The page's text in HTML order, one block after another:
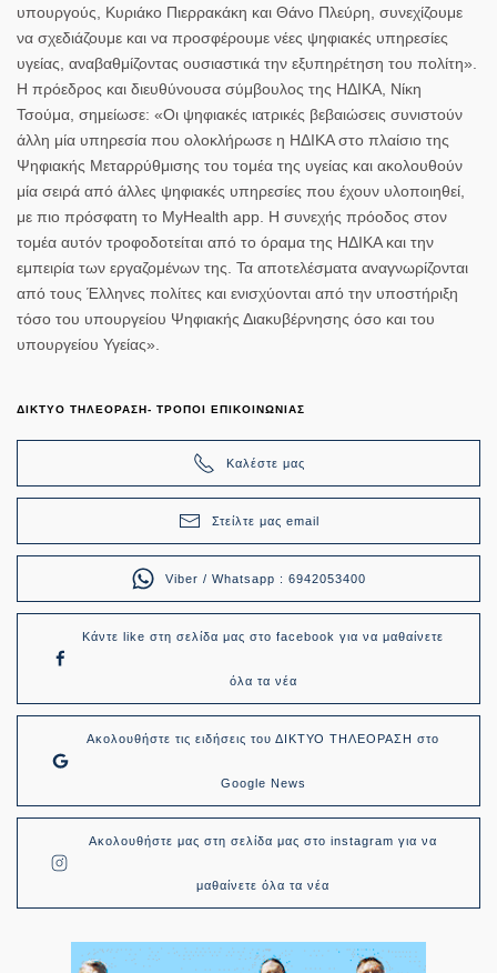
υπουργούς, Κυριάκο Πιερρακάκη και Θάνο Πλεύρη, συνεχίζουμε
να σχεδιάζουμε και να προσφέρουμε νέες ψηφιακές υπηρεσίες
υγείας, αναβαθμίζοντας ουσιαστικά την εξυπηρέτηση του πολίτη».
Η πρόεδρος και διευθύνουσα σύμβουλος της ΗΔΙΚΑ, Νίκη
Τσούμα, σημείωσε: «Οι ψηφιακές ιατρικές βεβαιώσεις συνιστούν
άλλη μία υπηρεσία που ολοκλήρωσε η ΗΔΙΚΑ στο πλαίσιο της
Ψηφιακής Μεταρρύθμισης του τομέα της υγείας και ακολουθούν
μία σειρά από άλλες ψηφιακές υπηρεσίες που έχουν υλοποιηθεί,
με πιο πρόσφατη το MyHealth app. Η συνεχής πρόοδος στον
τομέα αυτόν τροφοδοτείται από το όραμα της ΗΔΙΚΑ και την
εμπειρία των εργαζομένων της. Τα αποτελέσματα αναγνωρίζονται
από τους Έλληνες πολίτες και ενισχύονται από την υποστήριξη
τόσο του υπουργείου Ψηφιακής Διακυβέρνησης όσο και του
υπουργείου Υγείας».
ΔΙΚΤΥΟ ΤΗΛΕΟΡΑΣΗ- ΤΡΟΠΟΙ ΕΠΙΚΟΙΝΩΝΙΑΣ
Καλέστε μας
Στείλτε μας email
Viber / Whatsapp : 6942053400
Κάντε like στη σελίδα μας στο facebook για να μαθαίνετε
όλα τα νέα
Ακολουθήστε τις ειδήσεις του ΔΙΚΤΥΟ ΤΗΛΕΟΡΑΣΗ στο
Google News
Ακολουθήστε μας στη σελίδα μας στο instagram για να
μαθαίνετε όλα τα νέα